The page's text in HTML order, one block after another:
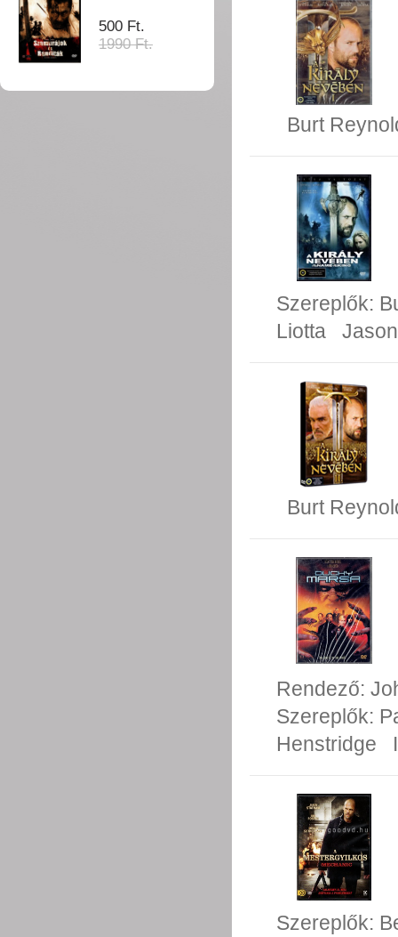
500 Ft.
1990 Ft.
Burt
Szereplők:
Liotta
Burt
Rendező:
Szereplők:
Henstridge
Szereplők: